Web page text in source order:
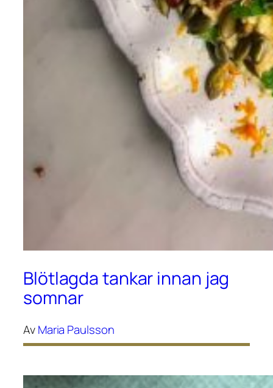
Blötlagda tankar innan jag
somnar
AvMaria Paulsson